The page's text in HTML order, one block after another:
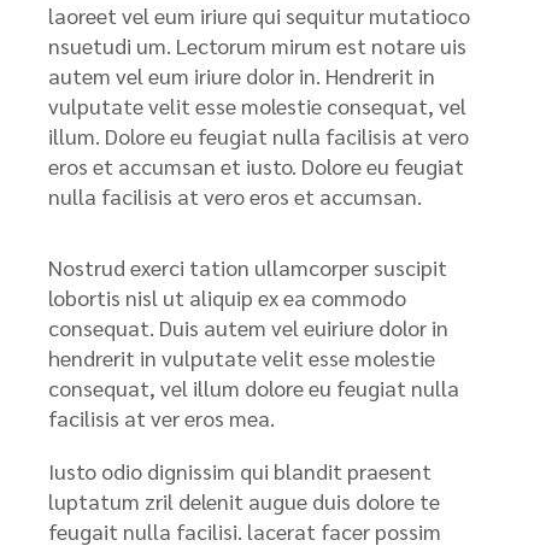
laoreet vel eum iriure qui sequitur mutatioco
nsuetudi um. Lectorum mirum est notare uis
autem vel eum iriure dolor in. Hendrerit in
vulputate velit esse molestie consequat, vel
illum. Dolore eu feugiat nulla facilisis at vero
eros et accumsan et iusto. Dolore eu feugiat
nulla facilisis at vero eros et accumsan.
Nostrud exerci tation ullamcorper suscipit
lobortis nisl ut aliquip ex ea commodo
consequat. Duis autem vel euiriure dolor in
hendrerit in vulputate velit esse molestie
consequat, vel illum dolore eu feugiat nulla
facilisis at ver eros mea.
Iusto odio dignissim qui blandit praesent
luptatum zril delenit augue duis dolore te
feugait nulla facilisi. lacerat facer possim